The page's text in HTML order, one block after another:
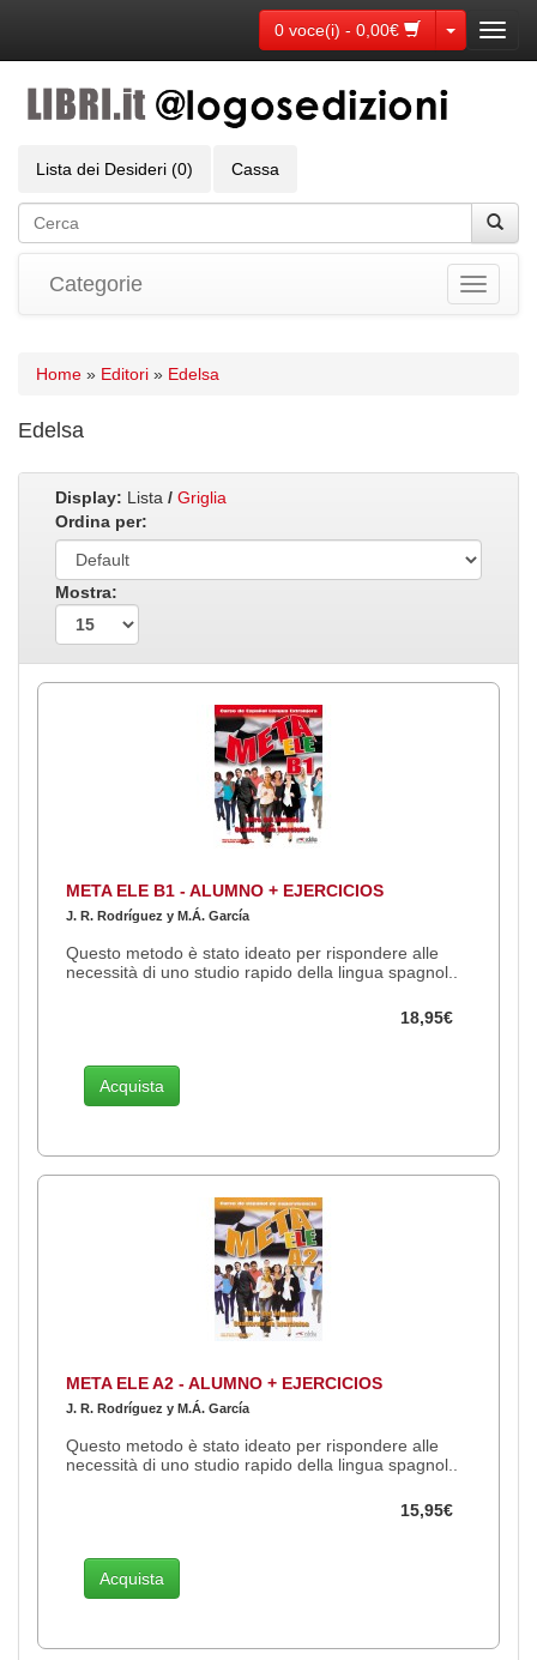
0 voce(i) - 0,00€ Toggle
Lista dei Desideri (0) Cassa
Toggle
Categorie
Home » Editori » Edelsa
Edelsa
Display: Lista / Griglia
Ordina per:
Mostra:
META ELE B1 - ALUMNO + EJERCICIOS
J. R. Rodríguez y M.Á. García
Questo metodo è stato ideato per rispondere alle
necessità di uno studio rapido della lingua spagnol..
18,95€
Acquista
META ELE A2 - ALUMNO + EJERCICIOS
J. R. Rodríguez y M.Á. García
Questo metodo è stato ideato per rispondere alle
necessità di uno studio rapido della lingua spagnol..
15,95€
Acquista